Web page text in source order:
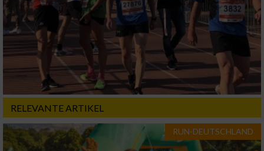
RELEVANTE ARTIKEL
RUN-DEUTSCHLAND
Erstellung von Profilen für personalisierte
Werbung
Verwendung von Profilen zur Auswahl
personalisierter Werbung
Erstellung von Profilen zur Personalisierung
von Inhalten
Verwendung von Profilen zur Auswahl
personalisierter Inhalte